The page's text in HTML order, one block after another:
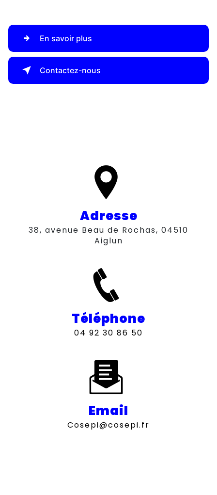
En savoir plus
Contactez-nous
Adresse
38, avenue Beau de Rochas, 04510
Aiglun
Téléphone
04 92 30 86 50
Email
cosepi@cosepi.fr